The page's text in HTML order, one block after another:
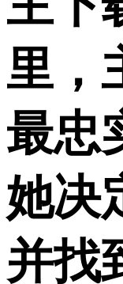
里，
最忠
她决
并找